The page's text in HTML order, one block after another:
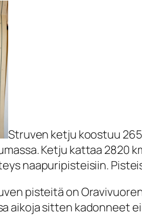
Struven ketju koostuu
Ketju kattaa 2820
naapuripisteisiin.
pisteitä on
aikoja sitten kadonneet